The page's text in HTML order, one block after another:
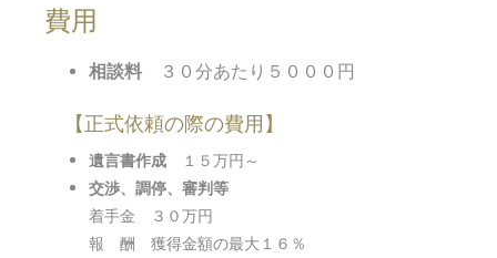
費用
相談料 ３０分あたり５０００円
【正式依頼の際の費用】
遺言書作成 １５万円～
交渉、調停、審判等
着手金 ３０万円
報 酬 獲得金額の最大１６％